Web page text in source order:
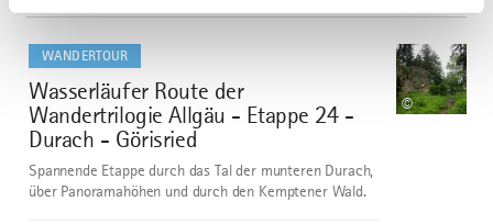
WANDERTOUR
6
Wasserläufer Route der
Wandertrilogie Allgäu - Etappe 24 -
Durach - Görisried
©
Spannende Etappe durch das Tal der munteren Durach,
über Panoramahöhen und durch den Kemptener Wald.
dazu